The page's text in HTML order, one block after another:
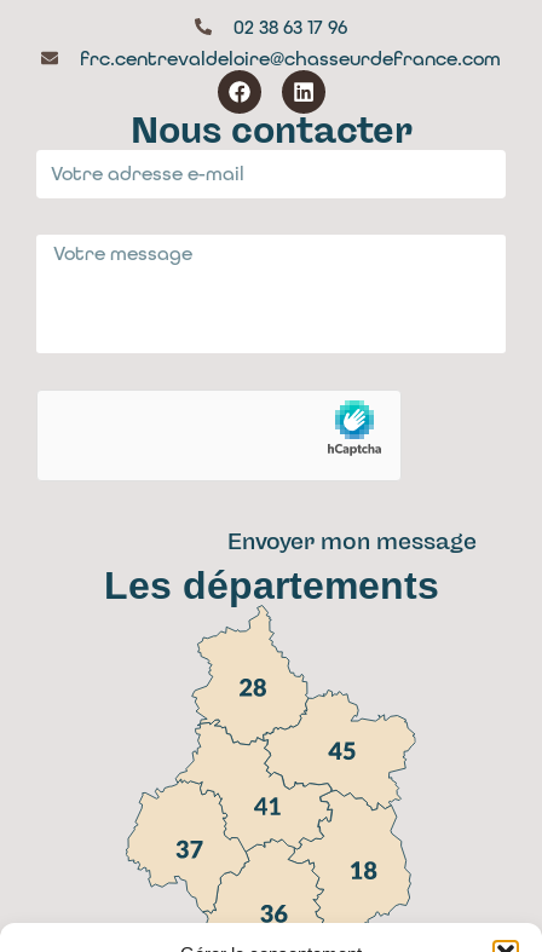
02 38 63 17 96
frc.centrevaldeloire@chasseurdefrance.com
Nous contacter
Envoyer mon message
Les départements